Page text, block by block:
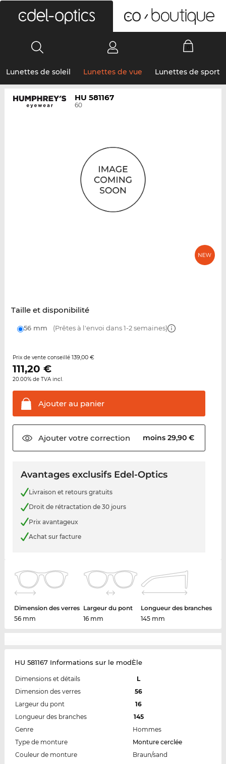
Lunettes de soleil Lunettes de vue Lunettes de sport
HU 581167
60
Taille et disponibilité
56 mm (Prêtes à l'envoi dans 1-2 semaines)
Prix de vente conseillé 139,00 €
111,20 €
20.00% de TVA incl.
Ajouter au panier
Ajouter votrecorrection moins 29,90 €
Avantages exclusifs Edel-Optics
Livraison et retours gratuits
Droit de rétractation de 30 jours
Prix avantageux
Achat sur facture
Dimension des verres
56 mm
Largeur du pont
16 mm
Longueur des branches
145 mm
HU 581167 Informations sur le modÈle
Dimensions et détails
L
Dimension des verres
56
Largeur du pont
16
Longueur des branches
145
Genre
Hommes
Type de monture
Monture cerclée
Couleur de monture
Braun/sand